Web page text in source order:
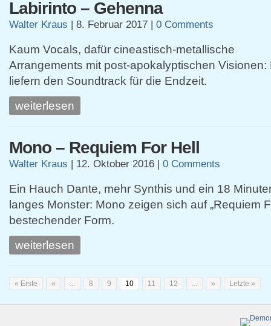
Labirinto – Gehenna
Walter Kraus | 8. Februar 2017 | 0 Comments
Kaum Vocals, dafür cineastisch-metallische
Arrangements mit post-apokalyptischen
liefern den Soundtrack für die Endzeit.
weiterlesen
Mono – Requiem For Hell
Walter Kraus | 12. Oktober 2016 | 0 Comments
Ein Hauch Dante, mehr Synthis und ein 18
langes Monster: Mono zeigen sich auf „Requiem
bestechender Form.
weiterlesen
« Erste « ... 8 9 10 11 12 ... » Letzte »